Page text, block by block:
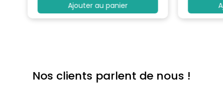
Ajouter au panier
Nos clients parlent de nous !